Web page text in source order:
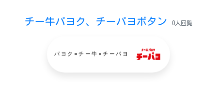
チー牛パヨク、チーパヨボタン 0人回覧
パヨク=チー牛=チーパヨ